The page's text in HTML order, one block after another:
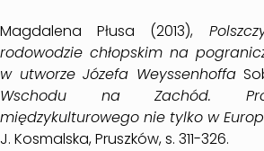
Magdalena Płusa (2013),
rodowodzie chłopskim na
w utworze Józefa Weyssenhoffa
Wschodu na Zachód.
międzykulturowego nie tylko w
J. Kosmalska, Pruszków, s. 311-326.